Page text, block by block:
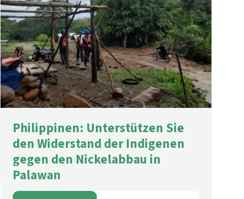
Philippinen: Unterstützen Sie
den Widerstand der Indigenen
gegen den Nickelabbau in
Palawan